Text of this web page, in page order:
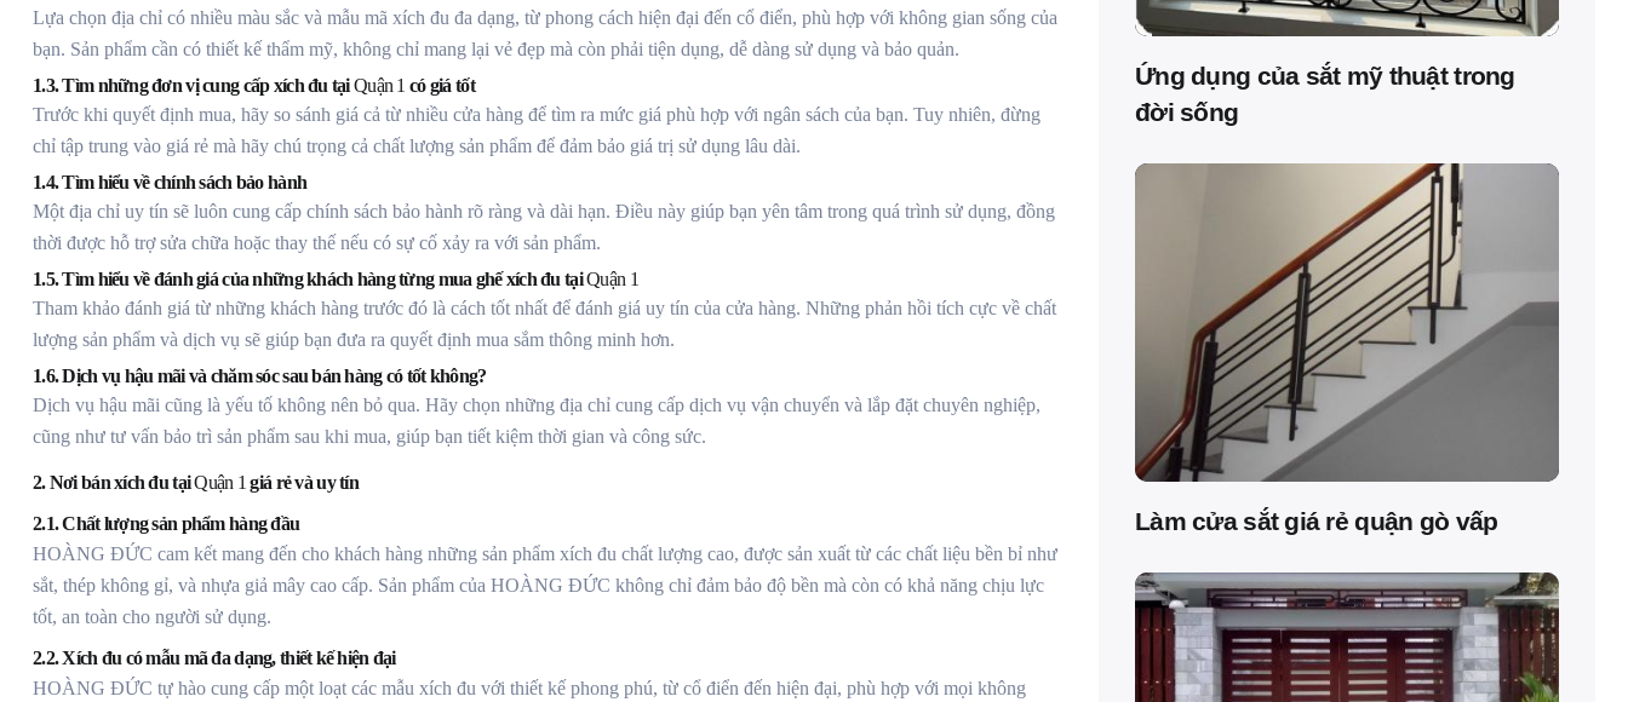
Lựa chọn địa chỉ có nhiều màu sắc và mẫu mã xích đu đa dạng, từ phong cách hiện đại đến cổ điển, phù hợp với không gian sống của
bạn. Sản phẩm cần có thiết kế thẩm mỹ, không chỉ mang lại vẻ đẹp mà còn phải tiện dụng, dễ dàng sử dụng và bảo quản.
1.3. Tìm những đơn vị cung cấp xích đu tạiQuận 1 có giá tốt
Trước khi quyết định mua, hãy so sánh giá cả từ nhiều cửa hàng để tìm ra mức giá phù hợp với ngân sách của bạn. Tuy nhiên, đừng
chỉ tập trung vào giá rẻ mà hãy chú trọng cả chất lượng sản phẩm để đảm bảo giá trị sử dụng lâu dài.
1.4. Tìm hiểu về chính sách bảo hành
Một địa chỉ uy tín sẽ luôn cung cấp chính sách bảo hành rõ ràng và dài hạn. Điều này giúp bạn yên tâm trong quá trình sử dụng, đồng
thời được hỗ trợ sửa chữa hoặc thay thế nếu có sự cố xảy ra với sản phẩm.
1.5. Tìm hiểu về đánh giá của những khách hàng từng mua ghế xích đu tạiQuận 1
Tham khảo đánh giá từ những khách hàng trước đó là cách tốt nhất để đánh giá uy tín của cửa hàng. Những phản hồi tích cực về chất
lượng sản phẩm và dịch vụ sẽ giúp bạn đưa ra quyết định mua sắm thông minh hơn.
1.6. Dịch vụ hậu mãi và chăm sóc sau bán hàng có tốt không?
Dịch vụ hậu mãi cũng là yếu tố không nên bỏ qua. Hãy chọn những địa chỉ cung cấp dịch vụ vận chuyển và lắp đặt chuyên nghiệp,
cũng như tư vấn bảo trì sản phẩm sau khi mua, giúp bạn tiết kiệm thời gian và công sức.
2. Nơi bán xích đu tạiQuận 1 giá rẻ và uy tín
2.1. Chất lượng sản phẩm hàng đầu
HOÀNG ĐỨC cam kết mang đến cho khách hàng những sản phẩm xích đu chất lượng cao, được sản xuất từ các chất liệu bền bỉ như
sắt, thép không gỉ, và nhựa giả mây cao cấp. Sản phẩm của HOÀNG ĐỨC không chỉ đảm bảo độ bền mà còn có khả năng chịu lực
tốt, an toàn cho người sử dụng.
2.2. Xích đu có mẫu mã đa dạng, thiết kế hiện đại
HOÀNG ĐỨC tự hào cung cấp một loạt các mẫu xích đu với thiết kế phong phú, từ cổ điển đến hiện đại, phù hợp với mọi không
Ứng dụng của sắt mỹ thuật trong
đời sống
Làm cửa sắt giá rẻ quận gò vấp